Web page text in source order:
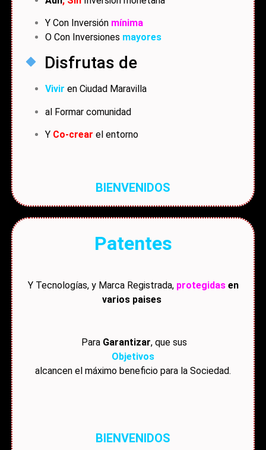
Y Con Inversión mínima
O Con Inversiones mayores
Disfrutas de
Vivir en Ciudad Maravilla
al Formar comunidad
Y Co-crear el entorno
BIENVENIDOS
Patentes
Y Tecnologías, y Marca Registrada, protegidasen
varios paises
Para Garantizar, que sus
Objetivos
alcancen el máximo beneficio para la Sociedad.
BIENVENIDOS